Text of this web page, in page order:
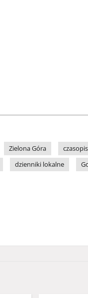
Zielona Góra
dzienniki lokalne